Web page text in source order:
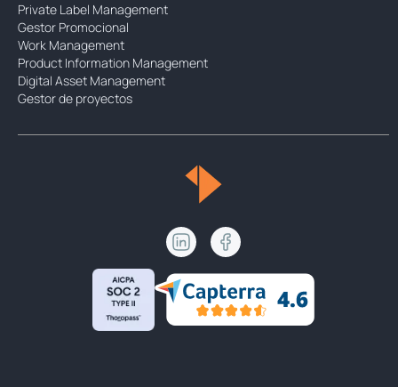
Private Label Management
Gestor Promocional
Work Management
Product Information Management
Digital Asset Management
Gestor de proyectos